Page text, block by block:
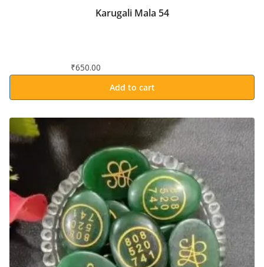
Karugali Mala 54
₹650.00
Add to cart